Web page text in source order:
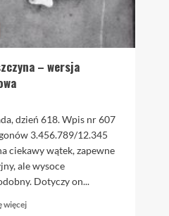
– wersja
dzień 618. Wpis nr 607
3.456.789/12.345
ciekawy wątek, zapewne
ale wysoce
Dotyczy on...
więcejDowiedz